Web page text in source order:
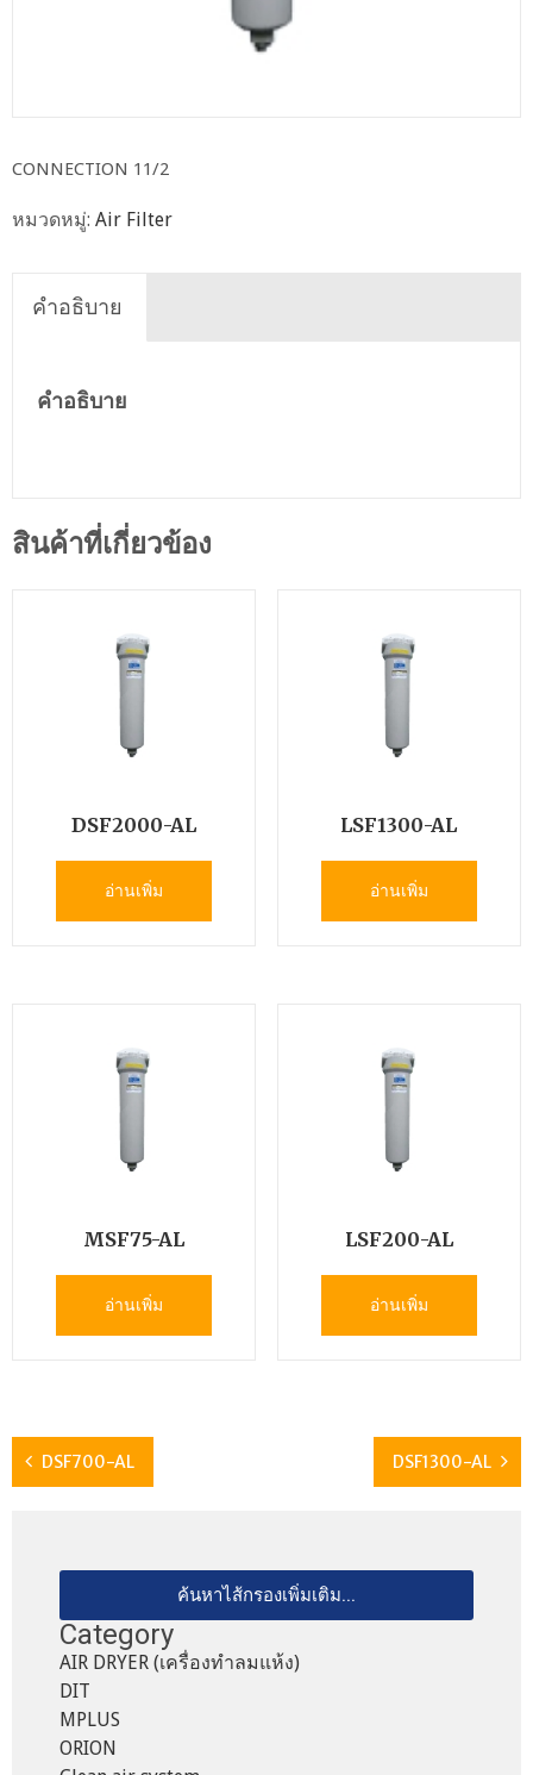
CONNECTION 11/2
หมวดหมู่: Air Filter
คำอธิบาย
คำอธิบาย
สินค้าที่เกี่ยวข้อง
DSF2000-AL
อ่านเพิ่ม
LSF1300-AL
อ่านเพิ่ม
MSF75-AL
อ่านเพิ่ม
LSF200-AL
อ่านเพิ่ม
DSF700-AL DSF1300-AL
ค้นหาไส้กรองเพิ่มเติม...
Category
AIR DRYER (เครื่องทำลมแห้ง)
DIT
MPLUS
ORION